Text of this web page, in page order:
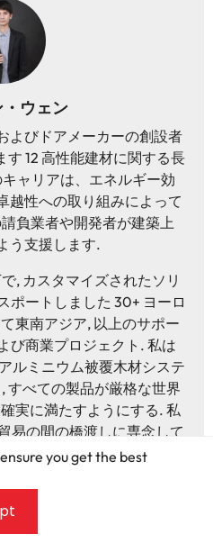
ウェン
よびドアメーカーの創設者
す 12 高性能建材に関する長
ャリアは、エネルギー効
越性への取り組みによって
負業者や開発者が建築上
う支援します.
, カスタマイズされたソリ
ポートしました 30+ ヨーロ
東南アジア, 以上のサポー
び商業プロジェクト. 私は
ルミニウム被覆木材システ
すべての製品が厳格な世界
実に満たすようにする. 私
易の間の橋渡しに専念して
を提供する, 次のプロジェ
マイズされたサポート.
you get the best